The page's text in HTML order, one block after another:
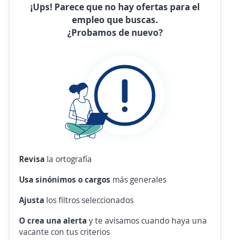
¡Ups! Parece que no hay ofertas para el
empleo que buscas.
¿Probamos de nuevo?
Revisa la ortografía
Usa sinónimos o cargos más generales
Ajusta los filtros seleccionados
O crea una alerta y te avisamos cuando haya una
vacante con tus criterios